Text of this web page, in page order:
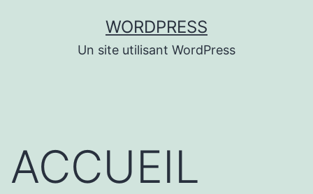
WORDPRESS
Un site utilisant WordPress
ACCUEIL